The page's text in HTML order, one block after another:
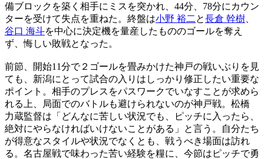
備ブロックを築く相手にミスを突かれ、44分、78分にカウン
ターを受けて失点を重ねた。終盤は小野 裕二 と長倉 幹樹
谷口 海斗を中心に決定機を量産したもののゴールを奪え
ず、悔しい敗戦となった。
前節、開始11分で２ゴールを畳みかけた神戸の戦いぶりを見
ても、新潟にとって試合の入りはしっかり修正したい重要な
ポイント。相手のプレスをパスワークでいなすことが求めら
れる上、局面でのバトルも避けられないのが神戸戦。松橋
力蔵監督は「どんなに苦しい状況でも、ピッチに入ったら、
絶対にやらなければいけないことがある」と言う。自分たち
が得意なスタイルや状況でなくとも、戦うべき場面は訪れ
る。名古屋戦で味わった苦い経験を糧に、今節はピッチで勇